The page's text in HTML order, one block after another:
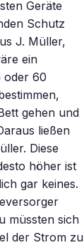
Geräte
Schutz
J. Müller,
ein
oder 60
gehen und
ließen
Diese
höher ist
gar keines.
müssten sich
der Strom zu